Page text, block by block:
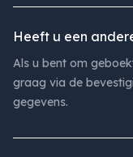
Heeft u een
Als u bent om
graag via de
gegevens.